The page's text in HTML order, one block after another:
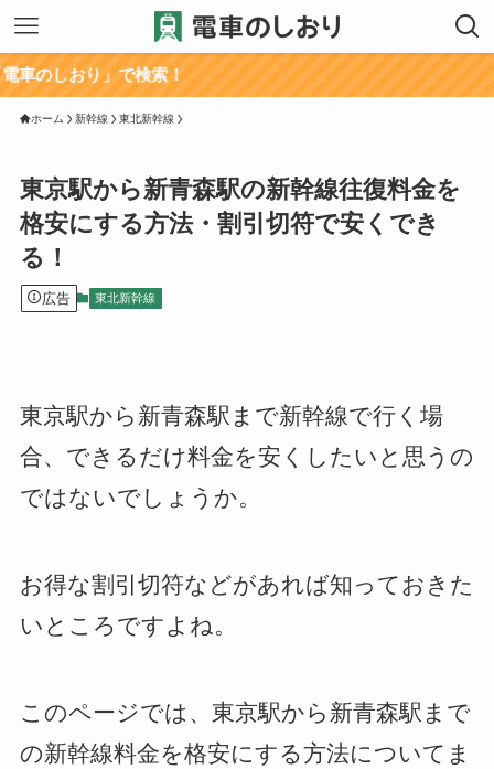
」で検索！
ホーム 新幹線 東北新幹線
東京駅から新青森駅の新幹線往復料金を
格安にする方法・割引切符で安くでき
る！
広告 東北新幹線
東京駅から新青森駅まで新幹線で行く場
合、できるだけ料金を安くしたいと思うの
ではないでしょうか。
お得な割引切符などがあれば知っておきた
いところですよね。
このページでは、東京駅から新青森駅まで
の新幹線料金を格安にする方法についてま